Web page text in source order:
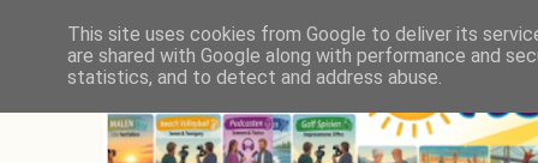
This site uses cookies from Google to deliver its
are shared with Google along with performance and
statistics, and to detect and address abuse.